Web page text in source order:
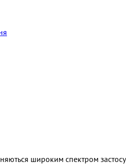
широким спектром